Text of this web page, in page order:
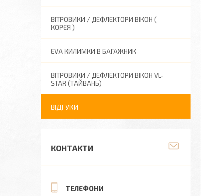
ВІТРОВИКИ / ДЕФЛЕКТОРИ ВІКОН (
КОРЕЯ )
EVA КИЛИМКИ В БАГАЖНИК
ВІТРОВИКИ / ДЕФЛЕКТОРИ ВІКОН VL-
STAR (ТАЙВАНЬ)
ВІДГУКИ
КОНТАКТИ